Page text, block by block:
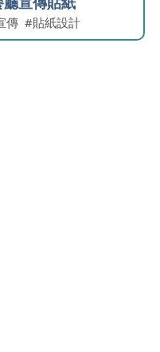
傳 貼紙設計